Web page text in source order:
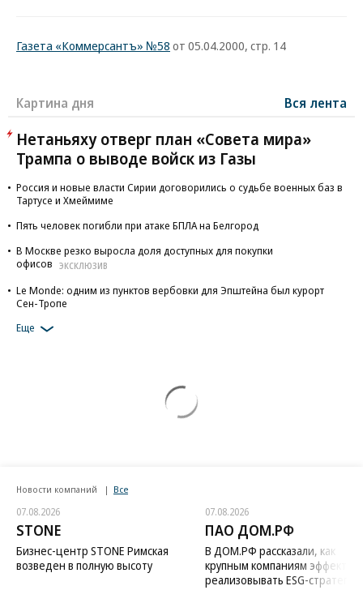
Газета «Коммерсантъ» №58 от 05.04.2000, стр. 14
Картина дня Вся лента
Нетаньяху отверг план «Совета мира»
Трампа о выводе войск из Газы
Россия и новые власти Сирии договорились о судьбе военных баз в
Тартусе и Хмеймиме
Пять человек погибли при атаке БПЛА на Белгород
В Москве резко выросла доля доступных для покупки
офисов
ЭКСКЛЮЗИВ
Le Monde: одним из пунктов вербовки для Эпштейна был курорт
Сен-Тропе
Еще
Новости компаний Все
07.08.2026
STONE
Бизнес-центр STONE Римская
возведен в полную высоту
07.08.2026
ПАО ДОМ.РФ
В ДОМ.РФ рассказали, как
крупным компаниям
реализовывать ESG-стратегию